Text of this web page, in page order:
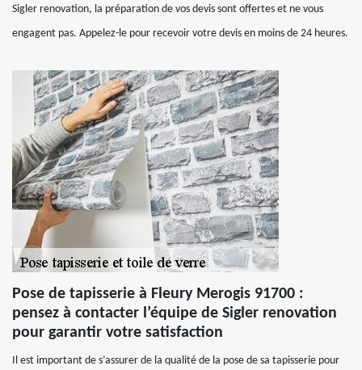
Sigler renovation, la préparation de vos devis sont offertes et ne vous
engagent pas. Appelez-le pour recevoir votre devis en moins de 24 heures.
Pose de tapisserie à Fleury Merogis 91700 :
pensez à contacter l’équipe de Sigler renovation
pour garantir votre satisfaction
Il est important de s’assurer de la qualité de la pose de sa tapisserie pour